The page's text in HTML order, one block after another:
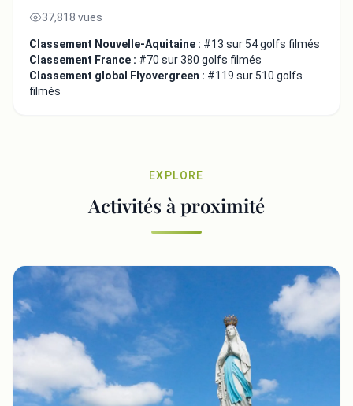
37,818 vues
Classement Nouvelle-Aquitaine : #13 sur 54 golfs filmés
Classement France : #70 sur 380 golfs filmés
Classement global Flyovergreen : #119 sur 510 golfs
filmés
EXPLORE
Activités à proximité